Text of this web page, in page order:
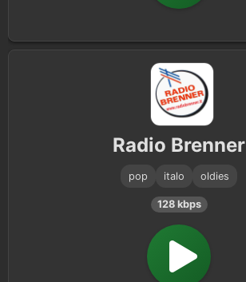
Radio Brenner
pop italo oldies
128 kbps